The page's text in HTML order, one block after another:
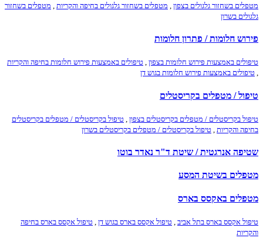
מטפלים בשחזור גלגולים בצפון מטפלים בשחזור גלגולים בחיפה והקריות
מטפלים בשחזור
גלגולים בשרון
פירוש חלומות / פתרון חלומות
טיפולים באמצעות פירוש חלומות בצפון , טיפולים באמצעות פירוש חלומות בחיפה והקריות
, טיפולים באמצעות פירוש חלומות בגוש דן
טיפול / מטפלים בקריסטלים
טיפול בקריסטלים / מטפלים בקריסטלים בצפון טיפול בקריסטלים / מטפלים בקריסטלים
בחיפה והקריות
טיפול בקריסטלים / מטפלים בקריסטלים בשרון
שטיפה אנרגטית / שיטת ד"ר נאדר בוטו
מטפלים בשיטת המסע
מטפלים באקסס בארס
טיפול אקסס בארס בתל אביב , טיפול אקסס בארס בגוש דן , טיפול אקסס בארס בחיפה
והקריות